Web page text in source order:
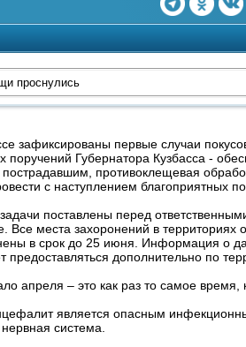
проснулись
зафиксированы первые случаи
поручений Губернатора Кузбасса -
противоклещевая
с наступлением благоприятных
поставлены перед
Все места захоронений в территориях
в срок до 25 июня. Информация о
предоставляться дополнительно по
апреля – это как раз то самое время,
является опасным
система.